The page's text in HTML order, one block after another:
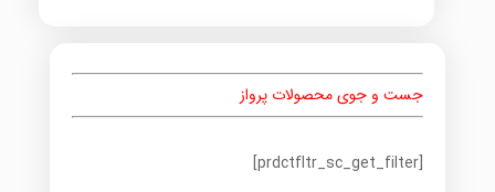
جست و جوی محصولات پرواز
[prdctfltr_sc_get_filter]